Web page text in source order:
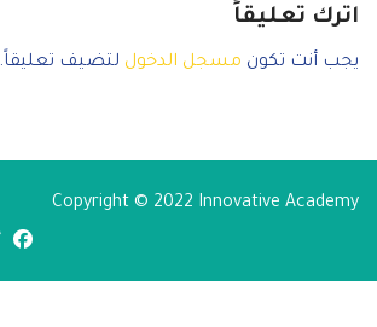
اترك تعليقاً
يجب أنت تكون مسجل الدخول لتضيف تعليقاً.
Copyright © 2022 Innovative Academy